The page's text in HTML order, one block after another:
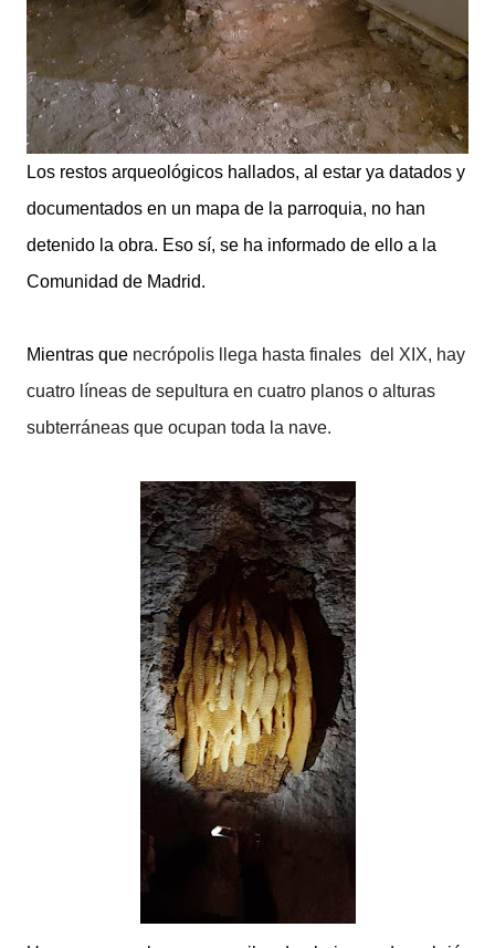
Los restos arqueológicos hallados, al estar ya datados y
documentados en un mapa de la parroquia, no han
detenido la obra. Eso sí, se ha informado de ello a la
Comunidad de Madrid.
Mientras que necrópolis llega hasta finales del XIX, hay
cuatro líneas de sepultura en cuatro planos o alturas
subterráneas que ocupan toda la nave.